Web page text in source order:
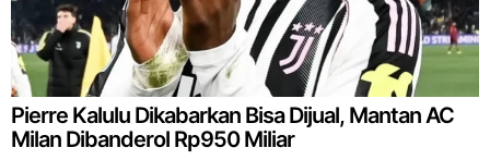
Pierre Kalulu Dikabarkan Bisa Dijual, Mantan AC
Milan Dibanderol Rp950 Miliar